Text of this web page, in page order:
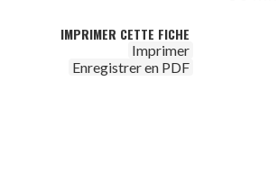
IMPRIMER CETTE FICHE
Imprimer
Enregistrer en PDF